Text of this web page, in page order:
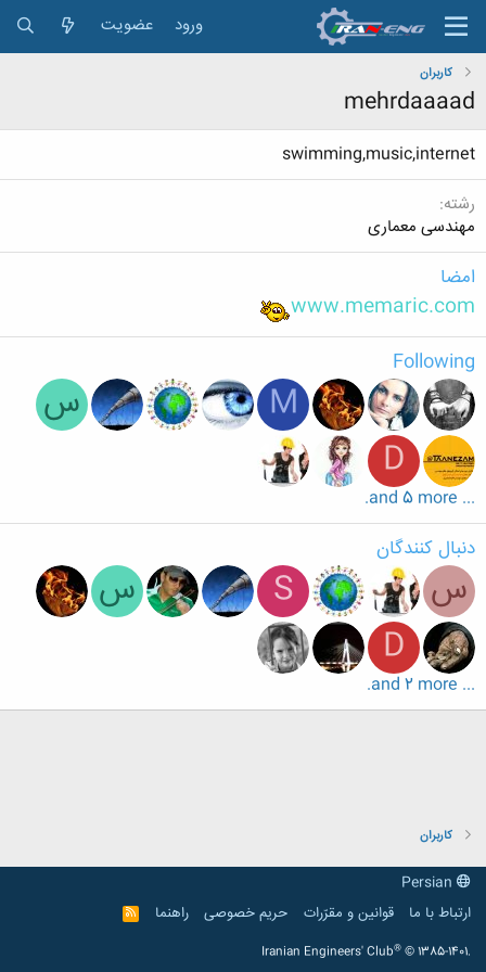
ورود عضویت
کاربران
mehrdaaaad
swimming,music,internet
رشته
مهندسی معماری
امضا
www.memaric.com
Following
M
س
D
... and 5 more.
دنبال کنندگان
س S
س
D
... and 2 more.
کاربران
ارتباط با ما
قوانین و مقرّرات حریم خصوصی راهنما
R
S
Iranian Engineers' Club® © 1385-1401.